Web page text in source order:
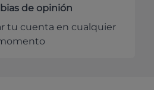
de opinión
tu cuenta en cualquier